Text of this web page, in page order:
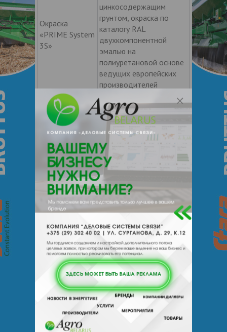
Окраска
«PRIME System
3S»
цинкосодержащим
грунтом, окраска по
каталогу RAL
двухкомпонентной
эмалью на
полиуретановой основе
ведущих европейских
производителей
микрон
* Указан проектный вес изделия,
фактический вес может незначительно
отличаться.
Выберите дополнительные опции:
Установка механизма подъема
передней оси на оси BPW/SAF;
Оси BPW ECO-PLUS 2 (3-x осный
Оси SAF INTRA (3-x осный агрегат с
дисковыми тормозами);
Добавление 1 отсека к
стандартной комплектации (включая
стандартную запорную арматуру);
Установка расширительного шкафа
на 1 отсек;
Установка оборудования Civacon
для нижнего налива API (включая